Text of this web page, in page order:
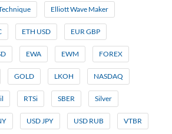
Elliott Wave Maker
ETH USD EUR GBP
EWA EWM FOREX
GOLD LKOH NASDAQ
RTSi SBER Silver
USD JPY USD RUB VTBR